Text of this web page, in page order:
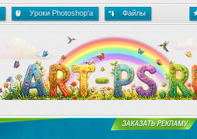
Уроки Photoshop'a Файлы